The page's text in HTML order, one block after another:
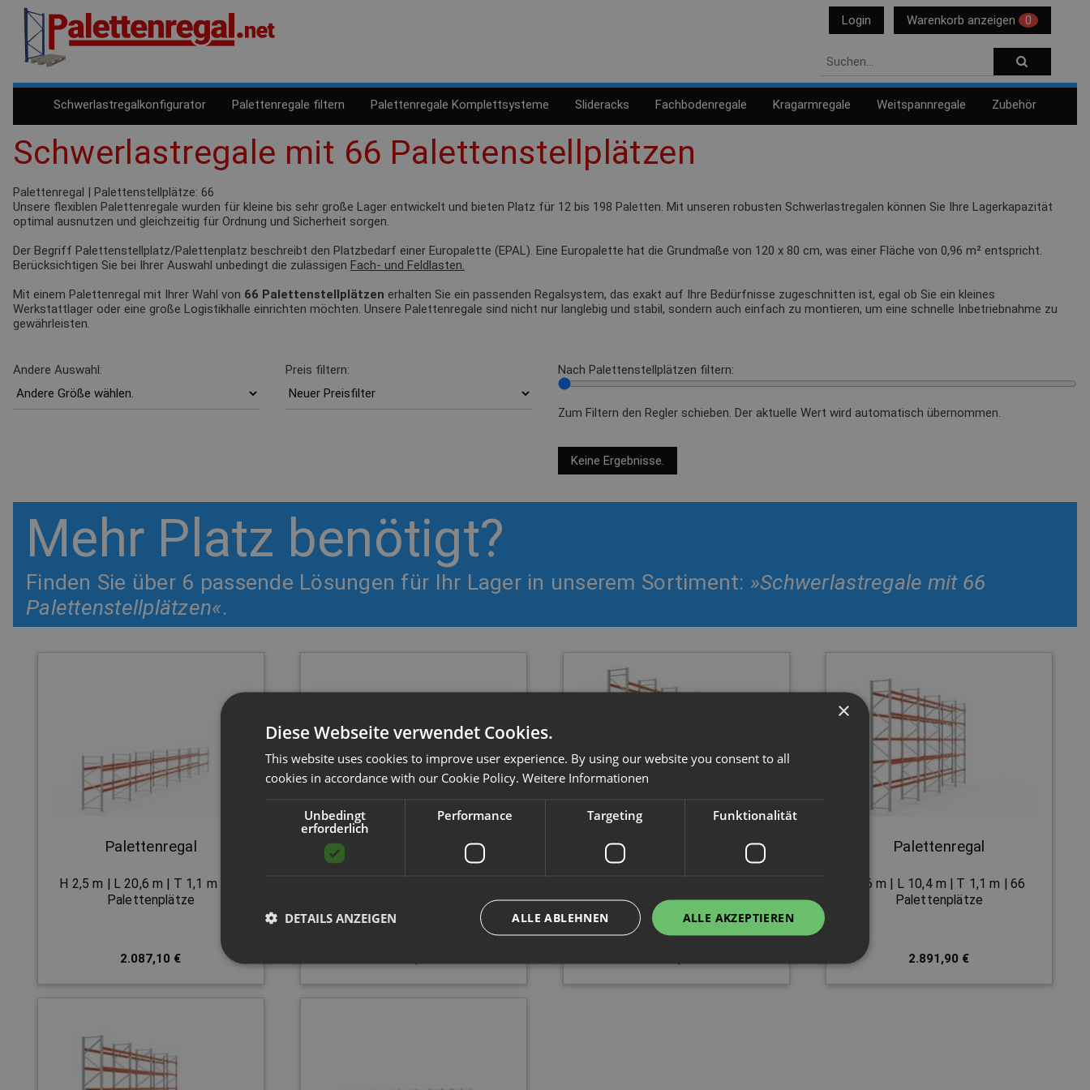
Login Warenkorb anzeigen 0
Schwerlastregalkonfigurator Palettenregale filtern Palettenregale Komplettsysteme Slideracks Fachbodenregale Kragarmregale Weitspannregale Zubehör
Schwerlastregale mit 66 Palettenstellplätzen
Palettenregal | Palettenstellplätze: 66
Unsere flexiblen Palettenregale wurden für kleine bis sehr große Lager entwickelt und bieten Platz für 12 bis 198 Paletten. Mit unseren robusten Schwerlastregalen können Sie Ihre Lagerkapazität
optimal ausnutzen und gleichzeitig für Ordnung und Sicherheit sorgen.
Der Begriff Palettenstellplatz/Palettenplatz beschreibt den Platzbedarf einer Europalette (EPAL). Eine Europalette hat die Grundmaße von 120 x 80 cm, was einer Fläche von 0,96 m² entspricht.
Berücksichtigen Sie bei Ihrer Auswahl unbedingt die zulässigen Fach- und Feldlasten.
Mit einem Palettenregal mit Ihrer Wahl von 66 Palettenstellplätzen erhalten Sie ein passenden Regalsystem, das exakt auf Ihre Bedürfnisse zugeschnitten ist, egal ob Sie ein kleines
Werkstattlager oder eine große Logistikhalle einrichten möchten. Unsere Palettenregale sind nicht nur langlebig und stabil, sondern auch einfach zu montieren, um eine schnelle Inbetriebnahme zu
gewährleisten.
Andere Auswahl: Preis filtern: Nach Palettenstellplätzen filtern:
Zum Filtern den Regler schieben. Der aktuelle Wert wird automatisch übernommen.
Keine Ergebnisse.
Mehr Platz benötigt?
Finden Sie über 6 passende Lösungen für Ihr Lager in unserem Sortiment: »Schwerlastregale mit 66
Palettenstellplätzen«.
Palettenregal
H 2,5 m | L 20,6 m | T 1,1 m | 66
Palettenplätze
2.087,10 €
Palettenplätze
Palettenregal
H 6 m | L 10,4 m | T 1,1 m | 66
Palettenplätze
2.891,90 €
×
Diese Webseite verwendet Cookies.
This website uses cookies to improve user experience. By using our website you consent to all
cookies in accordance with our Cookie Policy. Weitere Informationen
Unbedingt
erforderlich
Performance Targeting Funktionalität
ALLE AKZEPTIEREN
ALLE ABLEHNEN
DETAILS ANZEIGEN